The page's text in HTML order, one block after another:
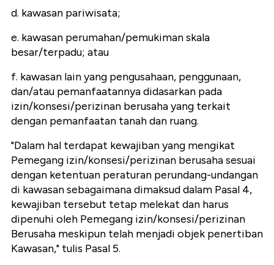
d. kawasan pariwisata;
e. kawasan perumahan/pemukiman skala
besar/terpadu; atau
f. kawasan lain yang pengusahaan, penggunaan,
dan/atau pemanfaatannya didasarkan pada
izin/konsesi/perizinan berusaha yang terkait
dengan pemanfaatan tanah dan ruang.
"Dalam hal terdapat kewajiban yang mengikat
Pemegang izin/konsesi/perizinan berusaha sesuai
dengan ketentuan peraturan perundang-undangan
di kawasan sebagaimana dimaksud dalam Pasal 4,
kewajiban tersebut tetap melekat dan harus
dipenuhi oleh Pemegang izin/konsesi/perizinan
Berusaha meskipun telah menjadi objek penertiban
Kawasan," tulis Pasal 5.